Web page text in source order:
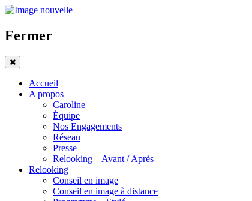
Fermer
Accueil
A propos
Caroline
Équipe
Nos Engagements
Réseau
Presse
Relooking – Avant / Après
Relooking
Conseil en image
Conseil en image à distance